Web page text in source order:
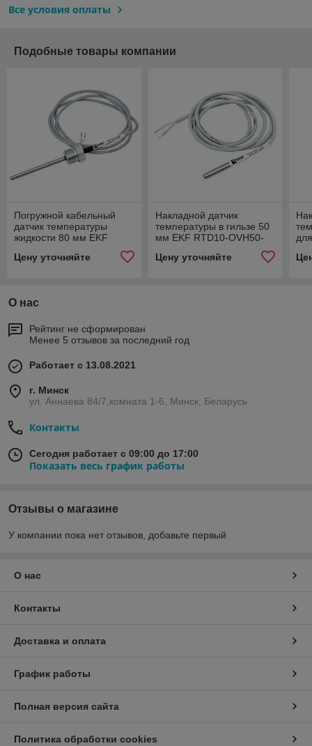
Все условия оплаты
Подобные товары компании
Погружной кабельный
датчик температуры
жидкости 80 мм EKF
Цену уточняйте
Накладной датчик
температуры в гильзе 50
мм EKF RTD10-OVH50-
Цену уточняйте
О нас
Рейтинг не сформирован
Менее 5 отзывов за последний год
Работает с 13.08.2021
г. Минск
ул. Аннаева 84/7,комната 1-6, Минск, Беларусь
Контакты
Сегодня работает с 09:00 до 17:00
Показать весь график работы
Отзывы о магазине
У компании пока нет отзывов, добавьте первый
О нас
Контакты
Доставка и оплата
График работы
Полная версия сайта
Политика обработки cookies